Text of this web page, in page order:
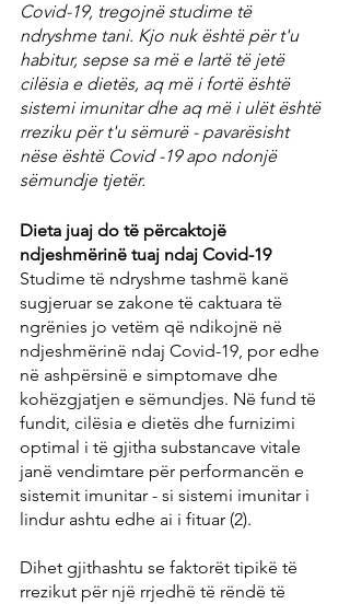
Covid-19, tregojnë studime të
ndryshme tani. Kjo nuk është për t'u
habitur, sepse sa më e lartë të jetë
cilësia e dietës, aq më i fortë është
sistemi imunitar dhe aq më i ulët është
rreziku për t'u sëmurë - pavarësisht
nëse është Covid -19 apo ndonjë
sëmundje tjetër.
Dieta juaj do të përcaktojë
ndjeshmërinë tuaj ndaj Covid-19
Studime të ndryshme tashmë kanë
sugjeruar se zakone të caktuara të
ngrënies jo vetëm që ndikojnë në
ndjeshmërinë ndaj Covid-19, por edhe
në ashpërsinë e simptomave dhe
kohëzgjatjen e sëmundjes. Në fund të
fundit, cilësia e dietës dhe furnizimi
optimal i të gjitha substancave vitale
janë vendimtare për performancën e
sistemit imunitar - si sistemi imunitar i
lindur ashtu edhe ai i fituar (2).
Dihet gjithashtu se faktorët tipikë të
rrezikut për një rrjedhë të rëndë të